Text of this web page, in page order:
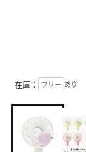
在庫： フリー あり